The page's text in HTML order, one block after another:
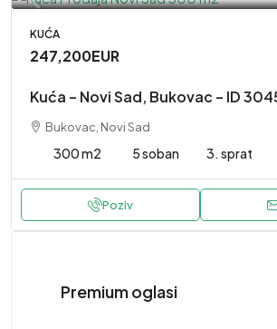
KUĆA
247,200EUR
Kuća – Novi Sad, Bukovac – ID
Bukovac, Novi Sad
300 m2 5 soban 3. sprat
Poziv
Premium oglasi